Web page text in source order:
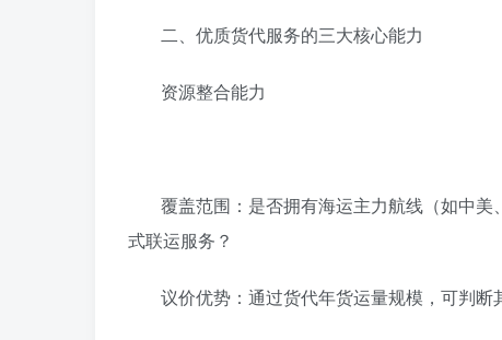
‌二、优质货代服务的三大核心能力‌
‌资源整合能力‌
覆盖范围‌：是否拥有海运主力航线（如中
式联运服务？
议价优势‌：通过货代年货运量规模，可判断